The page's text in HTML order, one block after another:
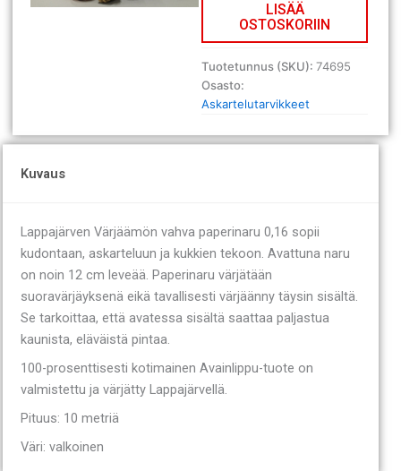
m
valkoinen
määrä
LISÄÄ
OSTOSKORIIN
Tuotetunnus (SKU):74695
Osasto:
Askartelutarvikkeet
Kuvaus
Lappajärven Värjäämön vahva paperinaru 0,16 sopii
kudontaan, askarteluun ja kukkien tekoon. Avattuna naru
on noin 12 cm leveää. Paperinaru värjätään
suoravärjäyksenä eikä tavallisesti värjäänny täysin sisältä.
Se tarkoittaa, että avatessa sisältä saattaa paljastua
kaunista, eläväistä pintaa.
100-prosenttisesti kotimainen Avainlippu-tuote on
valmistettu ja värjätty Lappajärvellä.
Pituus: 10 metriä
Väri: valkoinen